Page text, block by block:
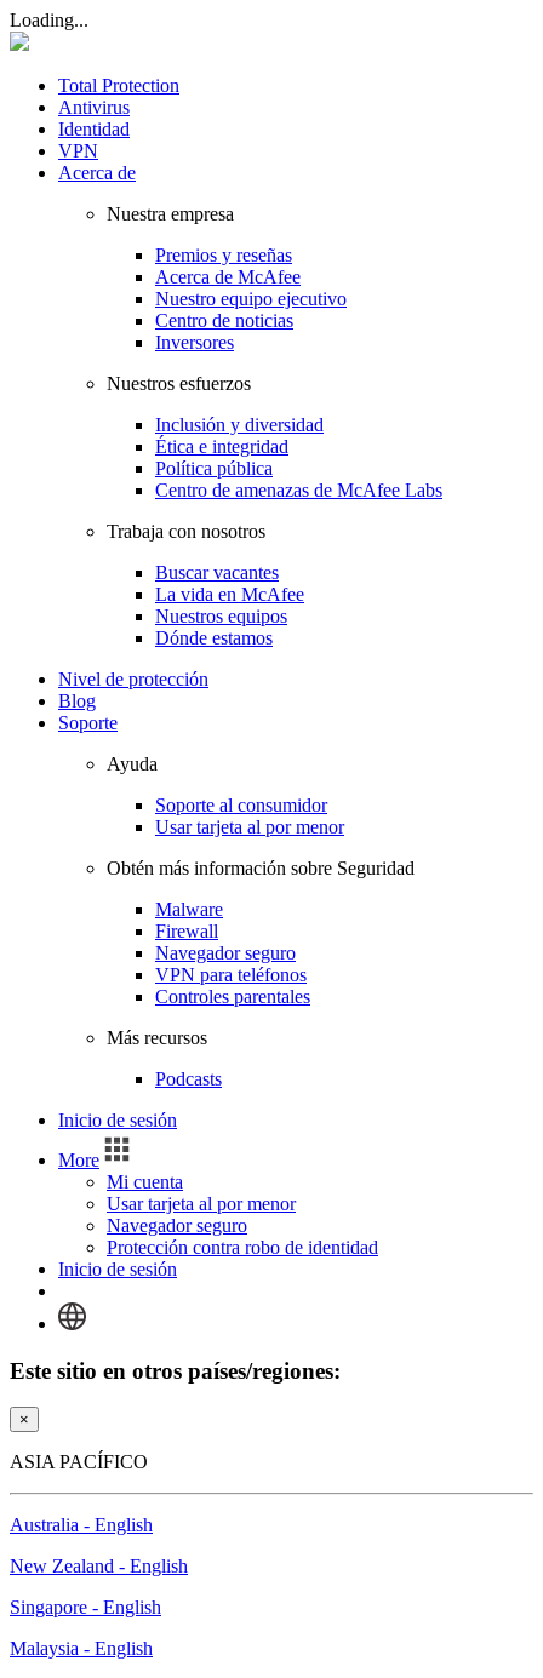
Loading...
Total Protection
Antivirus
Identidad
VPN
Acerca de
Nuestra empresa
Premios y reseñas
Acerca de McAfee
Nuestro equipo ejecutivo
Centro de noticias
Inversores
Nuestros esfuerzos
Inclusión y diversidad
Ética e integridad
Política pública
Centro de amenazas de McAfee Labs
Trabaja con nosotros
Buscar vacantes
La vida en McAfee
Nuestros equipos
Dónde estamos
Nivel de protección
Blog
Soporte
Ayuda
Soporte al consumidor
Usar tarjeta al por menor
Obtén más información sobre Seguridad
Malware
Firewall
Navegador seguro
VPN para teléfonos
Controles parentales
Más recursos
Podcasts
Inicio de sesión
More
Mi cuenta
Usar tarjeta al por menor
Navegador seguro
Protección contra robo de identidad
Inicio de sesión
Este sitio en otros países/regiones:
×
ASIA PACÍFICO
Australia - English
New Zealand - English
Singapore - English
Malaysia - English